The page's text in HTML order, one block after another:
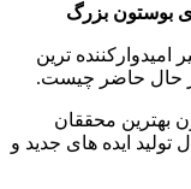
بوستون بزرگ
امیدوارکننده ترین
حال حاضر چیست.
بهترین محققان
ایده های جدید و